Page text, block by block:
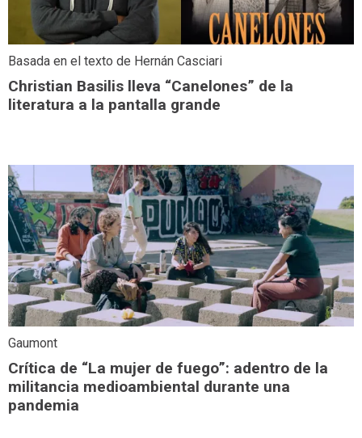
Basada en el texto de Hernán Casciari
Christian Basilis lleva “Canelones” de la
literatura a la pantalla grande
Gaumont
Crítica de “La mujer de fuego”: adentro de la
militancia medioambiental durante una
pandemia